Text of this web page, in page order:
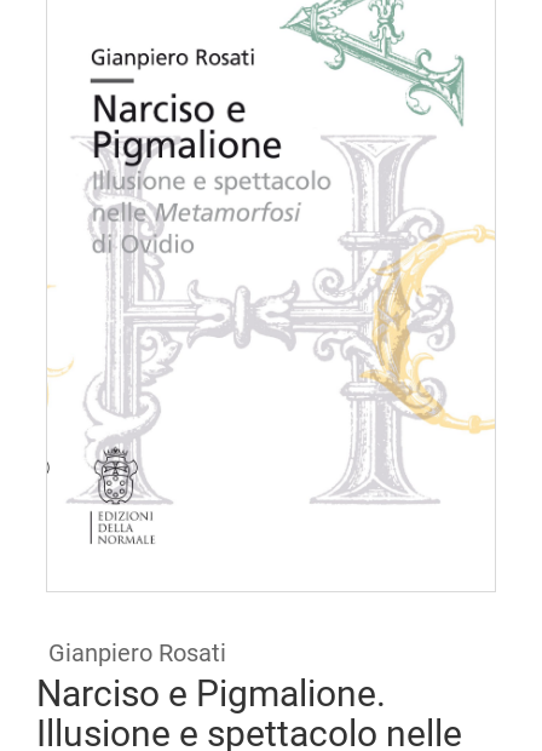
Annali
Lettere
Annali
Scienze
Open
access
Gianpiero Rosati
Narciso e Pigmalione.
Illusione e spettacolo nelle